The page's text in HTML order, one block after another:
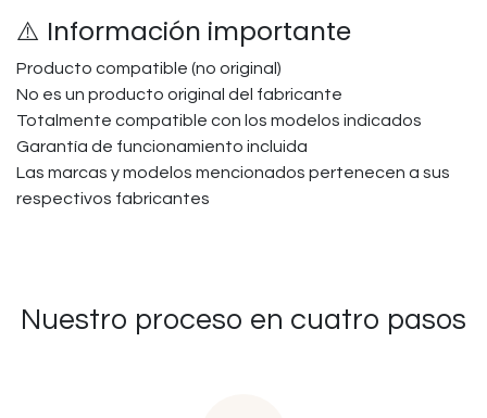
⚠️ Información importante
Producto compatible (no original)
No es un producto original del fabricante
Totalmente compatible con los modelos indicados
Garantía de funcionamiento incluida
Las marcas y modelos mencionados pertenecen a sus
respectivos fabricantes
Nuestro proceso en cuatro pasos